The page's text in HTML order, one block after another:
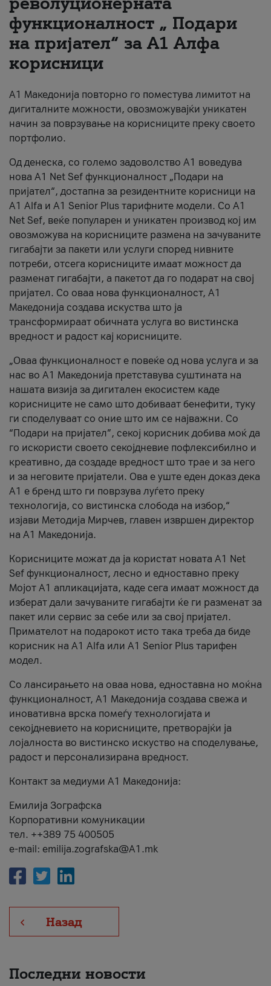
За нас
#ПодобарОнлајн
функционалност „ Подари
на пријател“ за А1 Алфа
корисници
А1 Македонија повторно го поместува лимитот на
дигиталните можности, овозможувајќи уникатен
начин за поврзување на корисниците преку своето
портфолио.
Од денеска, со големо задоволство А1 воведува
нова A1 Net Sef функционалност „Подари на
пријател“, достапна за резидентните корисници на
А1 Alfa и A1 Senior Plus тарифните модели. Со A1
Net Sef, веќе популарен и уникатен производ кој им
овозможува на корисниците размена на зачуваните
гигабајти за пакети или услуги според нивните
потреби, отсега корисниците имаат можност да
разменат гигабајти, а пакетот да го подарат на свој
пријател. Со оваа нова функционалност, А1
Македонија создава искуства што ја
трансформираат обичната услуга во вистинска
вредност и радост кај корисниците.
„Оваа функционалност е повеќе од нова услуга и за
нас во А1 Македонија претставува суштината на
нашата визија за дигитален екосистем каде
корисниците не само што добиваат бенефити, туку
ги споделуваат со оние што им се најважни. Со
“Подари на пријател”, секој корисник добива моќ да
го искористи своето секојдневие пофлексибилно и
креативно, да создаде вредност што трае и за него
и за неговите пријатели. Ова е уште еден доказ дека
А1 е бренд што ги поврзува луѓето преку
технологија, со вистинска слобода на избор,“
изјави Методија Мирчев, главен извршен директор
на А1 Македонија.
Корисниците можат да ја користат новата А1 Net
Sef функционалност, лесно и едноставно преку
Мојот А1 апликацијата, каде сега имаат можност да
изберат дали зачуваните гигабајти ќе ги разменат за
пакет или сервис за себе или за свој пријател.
Примателот на подарокот исто така треба да биде
корисник на А1 Alfa или A1 Senior Plus тарифен
модел.
Со лансирањето на оваа нова, едноставна но моќна
функционалност, А1 Македонија создава свежа и
иновативна врска помеѓу технологијата и
секојдневието на корисниците, претворајќи ја
лојалноста во вистинско искуство на споделување,
радост и персонализирана вредност.
Контакт за медиуми А1 Македонија:
Емилија Зографска
Корпоративни комуникации
тел. ++389 75 400505
e-mail: emilija.zografska@A1.mk
Назад
Последни новости